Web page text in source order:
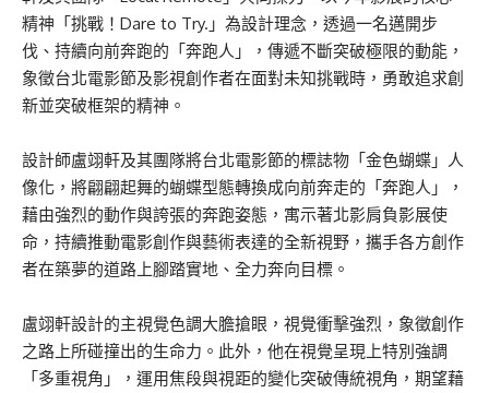
精神「挑戰！Dare to Try.」為設計理念，透過一名邁開步
伐、持續向前奔跑的「奔跑人」，傳遞不斷突破極限的動能，
象徵台北電影節及影視創作者在面對未知挑戰時，勇敢追求創
新並突破框架的精神。
設計師盧翊軒及其團隊將台北電影節的標誌物「金色蝴蝶」人
像化，將翩翩起舞的蝴蝶型態轉換成向前奔走的「奔跑人」，
藉由強烈的動作與誇張的奔跑姿態，寓示著北影肩負影展使
命，持續推動電影創作與藝術表達的全新視野，攜手各方創作
者在築夢的道路上腳踏實地、全力奔向目標。
盧翊軒設計的主視覺色調大膽搶眼，視覺衝擊強烈，象徵創作
之路上所碰撞出的生命力。此外，他在視覺呈現上特別強調
「多重視角」，運用焦段與視距的變化突破傳統視角，期望藉